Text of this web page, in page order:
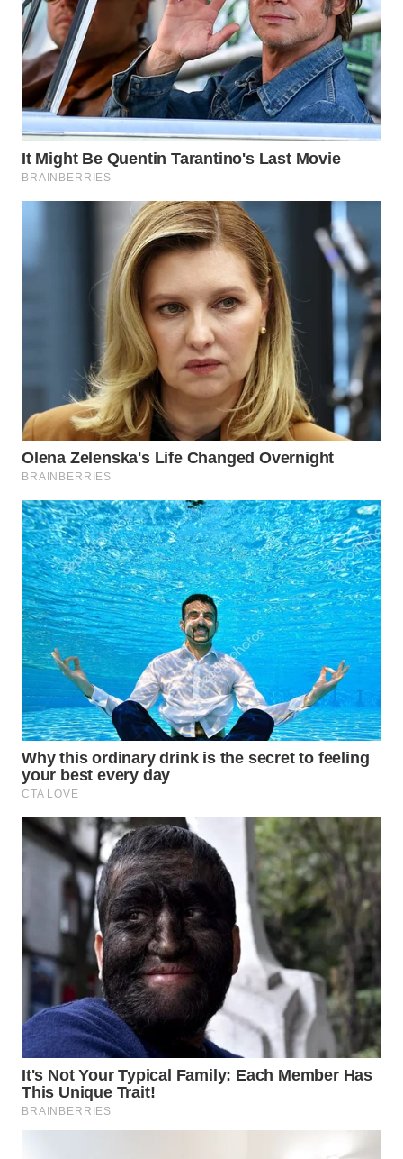
KALTIM
WN
SULSEL
WN
GORONTALO
DAIRI
WN
DANAU
WN
NIAS
WN
LANGKAT
WN
TAPANULI
SELATAN
WN
TANJUNG
LESUNG
WN
KARO
WN
SIMALUNGUN
WN
LABUHANBATU
WN
TAPANULI
TENGAH
WN DELI